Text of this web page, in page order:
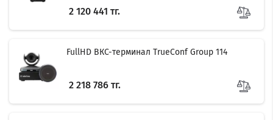
2 120 441 тг.
FullHD ВКС-терминал TrueConf Group 114
2 218 786 тг.